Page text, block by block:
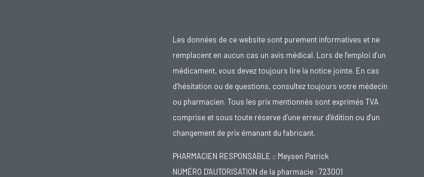
Les données de ce website sont purement informatives et ne
remplacent en aucun cas un avis médical. Lors de l’emploi d’un
médicament, vous devez toujours lire la notice jointe. En cas
d’hésitation ou de questions, consultez toujours votre médecin
ou pharmacien. Tous les prix mentionnés sont exprimés TVA
comprise et sous toute réserve d’une erreur d’édition ou d’un
changement de prix émanant du fabricant.
PHARMACIEN RESPONSABLE :: Meysen Patrick
NUMÉRO D'AUTORISATION de la pharmacie : 723001